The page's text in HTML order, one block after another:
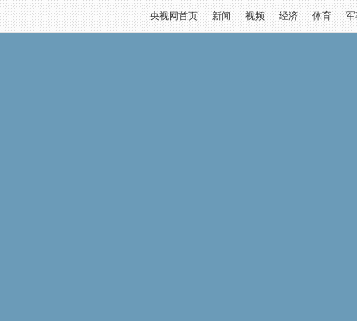
央视网首页 新闻 视频 经济 体育